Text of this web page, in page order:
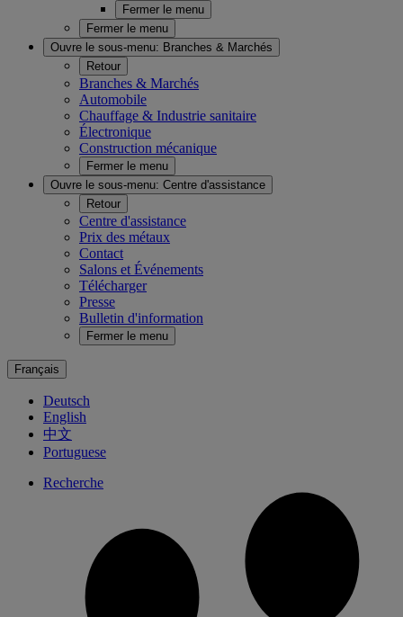
Fermer le menu
Fermer le menu
Ouvre le sous-menu: Branches & Marchés
Retour
Branches & Marchés
Automobile
Chauffage & Industrie sanitaire
Électronique
Construction mécanique
Fermer le menu
Ouvre le sous-menu: Centre d'assistance
Retour
Centre d'assistance
Prix des métaux
Contact
Salons et Événements
Télécharger
Presse
Bulletin d'information
Fermer le menu
Français
Deutsch
English
中文
Portuguese
Recherche